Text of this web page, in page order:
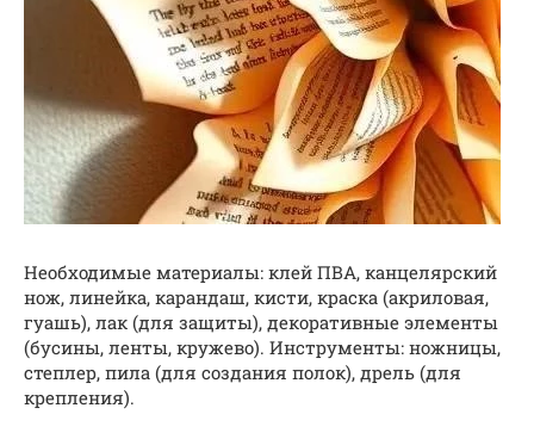
Необходимые материалы: клей ПВА, канцелярский
нож, линейка, карандаш, кисти, краска (акриловая,
гуашь), лак (для защиты), декоративные элементы
(бусины, ленты, кружево). Инструменты: ножницы,
степлер, пила (для создания полок), дрель (для
крепления).